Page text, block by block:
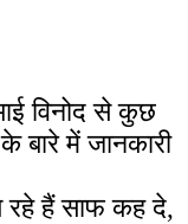
विनोद से कुछ
बारे में जानकारी
रहे हैं साफ कह दे,